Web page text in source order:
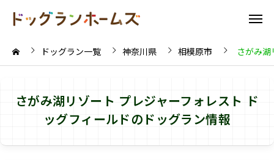
ドッグラン一覧 神奈川県 相模原市 さがみ
さがみ湖リゾート プレジャーフォレスト ド
ッグフィールドのドッグラン情報